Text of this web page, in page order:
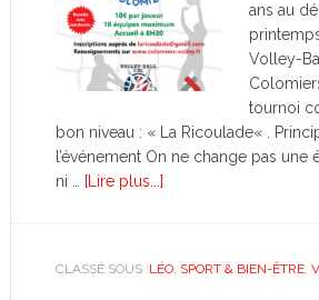
ans au
Volley-
tournoi
bon niveau : « La Ricoulade« .
l’événement On ne change pas
ni …
[Lire plus...]
CLASSÉ SOUS :LÉO, SPORT & BIEN-ÊTRE,